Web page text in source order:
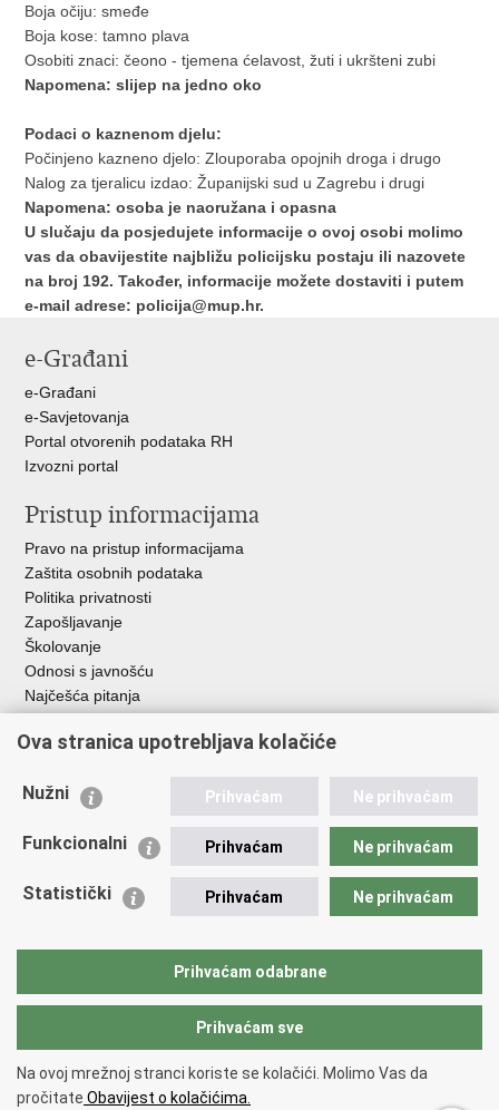
Boja očiju: smeđe
Boja kose: tamno plava
Osobiti znaci: čeono - tjemena ćelavost, žuti i ukršteni zubi
Napomena: slijep na jedno oko
Podaci o kaznenom djelu:
Počinjeno kazneno djelo: Zlouporaba opojnih droga i drugo
Nalog za tjeralicu izdao: Županijski sud u Zagrebu i drugi
Napomena: osoba je naoružana i opasna
U slučaju da posjedujete informacije o ovoj osobi molimo
vas da obavijestite najbližu policijsku postaju ili nazovete
na broj 192. Također, informacije možete dostaviti i putem
e-mail adrese: policija@mup.hr.
e-Građani
e-Građani
e-Savjetovanja
Portal otvorenih podataka RH
Izvozni portal
Pristup informacijama
Pravo na pristup informacijama
Zaštita osobnih podataka
Politika privatnosti
Zapošljavanje
Školovanje
Odnosi s javnošću
Najčešća pitanja
Važne poveznice
EMN Nacionalna kontaktna točka za Republiku Hrvatsku
Policijska akademija
Zaklada policijske solidarnosti
Sindikati
Copyright © 2026 Ravnateljstvo policije.
Ova stranica upotrebljava kolačiće
Nužni Prihvaćam Ne prihvaćam
Funkcionalni Prihvaćam Ne prihvaćam
Statistički Prihvaćam Ne prihvaćam
Prihvaćam odabrane
Prihvaćam sve
Na ovoj mrežnoj stranci koriste se kolačići. Molimo Vas da
pročitate Obavijest o kolačićima.